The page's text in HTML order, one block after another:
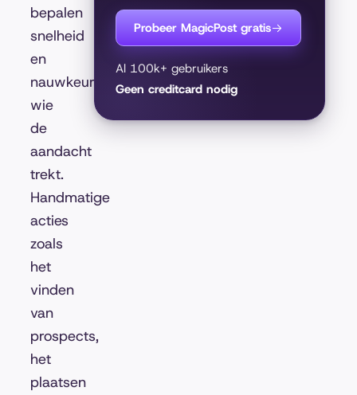
bepalen
snelheid
en
nauwkeurigheid
wie
de
aandacht
trekt.
Handmatige
acties
zoals
het
vinden
van
prospects,
het
plaatsen
Probeer MagicPost gratis
Al 100k+ gebruikers
Geen creditcard nodig